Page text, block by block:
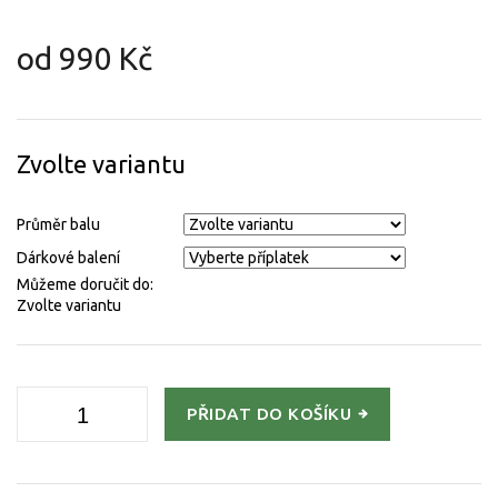
od 990 Kč
cena:
Zvolte variantu
Průměr balu
Dárkové balení
Můžeme doručit do:
Zvolte variantu
PŘIDAT DO KOŠÍKU